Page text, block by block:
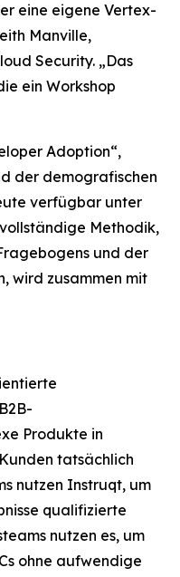
eine eigene Vertex-
Manville,
Security. „Das
ein Workshop
Adoption“,
der demografischen
verfügbar unter
Methodik,
und der
wird zusammen mit
Produkte in
tatsächlich
nutzen Instruqt, um
qualifizierte
nutzen es, um
ohne aufwendige